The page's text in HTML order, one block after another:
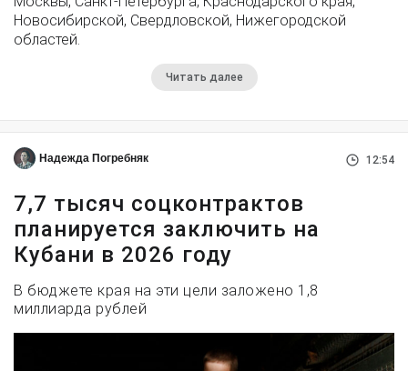
Новосибирской, Свердловской, Нижегородской
областей.
Читать далее
Надежда Погребняк 12:54
7,7 тысяч соцконтрактов
планируется заключить на
Кубани в 2026 году
В бюджете края на эти цели заложено 1,8
миллиарда рублей